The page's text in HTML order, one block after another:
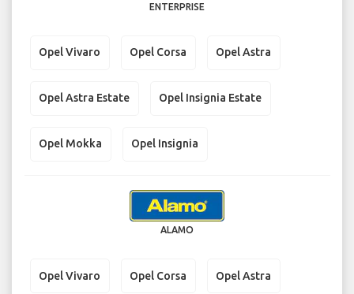
ENTERPRISE
Opel Vivaro Opel Corsa Opel Astra
Opel Astra Estate Opel Insignia Estate
Opel Mokka Opel Insignia
ALAMO
Opel Vivaro Opel Corsa Opel Astra